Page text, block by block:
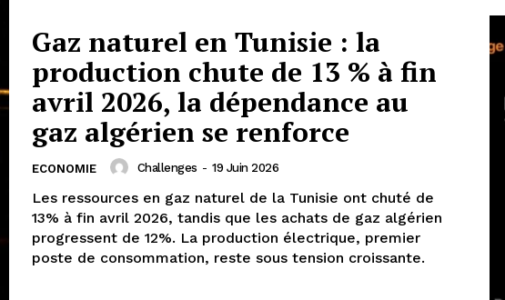
Gaz naturel en Tunisie : la
production chute de 13 % à fin
avril 2026, la dépendance au
gaz algérien se renforce
ECONOMIE Challenges - 19 Juin 2026
Les ressources en gaz naturel de la Tunisie ont chuté de
13% à fin avril 2026, tandis que les achats de gaz algérien
progressent de 12%. La production électrique, premier
poste de consommation, reste sous tension croissante.